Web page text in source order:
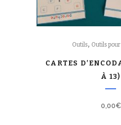
Outils, Outils
CARTES
À 13)
0,00€